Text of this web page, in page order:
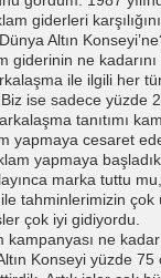
giderleri
Altın
giderinin ne
ile ilgili her
ise sadece yüzde
tanıtımı
yapmaya cesaret
yapmaya başladık.
marka tuttu mu,
tahminlerimizin çok
çok iyi gidiyordu.
kampanyası ne
Konseyi yüzde